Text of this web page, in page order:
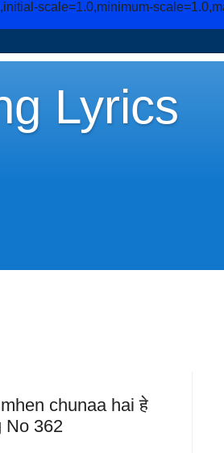
scale=1.0,minimum-
Lyrics
chunaa hai हे
No 362